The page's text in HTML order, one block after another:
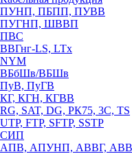
ПУНП, ПБПП, ПУВВ
ПУГНП, ШВВП
ПВС
ВВГнг-LS, LTx
NYM
ВБбШв/ВБШв
ПуВ, ПуГВ
КГ, КГН, КГВВ
RG, SAT, DG, РК75, 3С, TS
UTP, FTP, SFTP, SSTP
СИП
АПВ, АПУНП, АВВГ,